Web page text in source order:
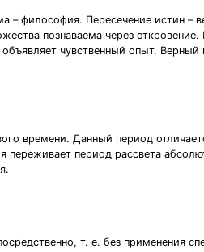
– философия. Пересечение истин
познаваема через
чувственный опыт.
времени. Данный период
период рассвета
т. е. без применения